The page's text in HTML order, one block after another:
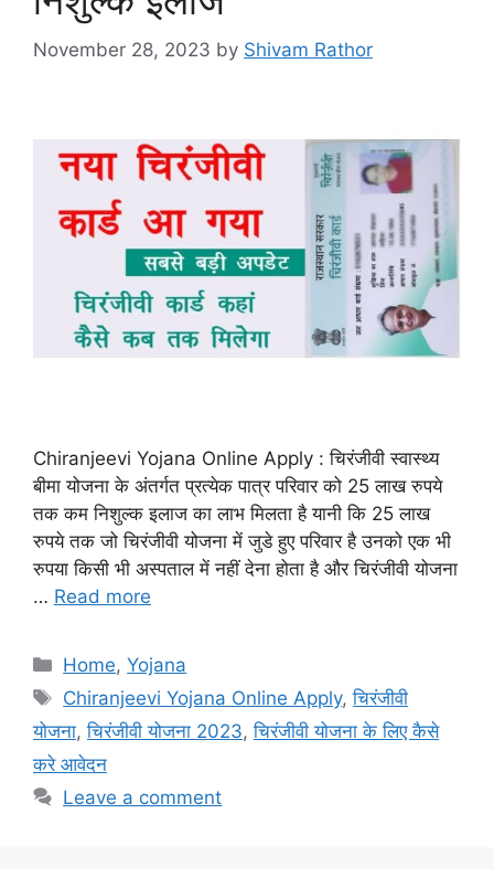
November 28, 2023 by Shivam Rathor
Chiranjeevi Yojana Online Apply : चिरंजीवी स्वास्थ्य
बीमा योजना के अंतर्गत प्रत्येक पात्र परिवार को 25 लाख रुपये
तक कम निशुल्क इलाज का लाभ मिलता है यानी कि 25 लाख
रुपये तक जो चिरंजीवी योजना में जुडे हुए परिवार है उनको एक भी
रुपया किसी भी अस्पताल में नहीं देना होता है और चिरंजीवी योजना
… Read more
Categories
Home,Yojana
Tags
Chiranjeevi Yojana Online Apply,चिरंजीवी
योजना,चिरंजीवी योजना 2023,चिरंजीवी योजना के लिए कैसे
करे आवेदन
Leave a comment